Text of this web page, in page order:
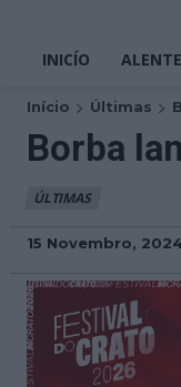
INICÍO
Início Últimas
Borba
ÚLTIMAS
15 Novembro,